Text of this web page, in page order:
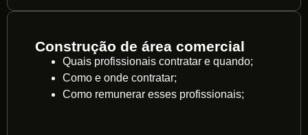
Construção de área comercial
Quais profissionais contratar e quando;
Como e onde contratar;
Como remunerar esses profissionais;